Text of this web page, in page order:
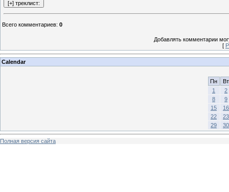
Всего комментариев: 0
Добавлять комментарии
[
Calendar
Пн
Вт
1
2
8
9
15
16
22
23
29
30
Полная версия сайта